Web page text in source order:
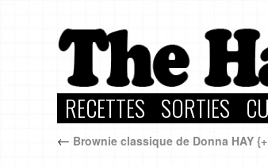
RECETTES SORTIES
← Brownie classique de Donna HAY